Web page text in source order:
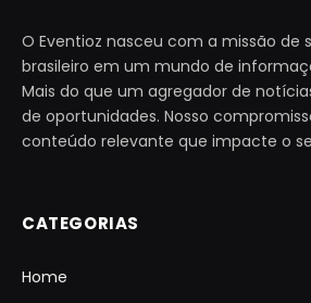
O Eventioz nasceu com a missão de
brasileiro em um mundo de
Mais do que um agregador de
de oportunidades. Nosso
conteúdo relevante que impacte o
CATEGORIAS
Home